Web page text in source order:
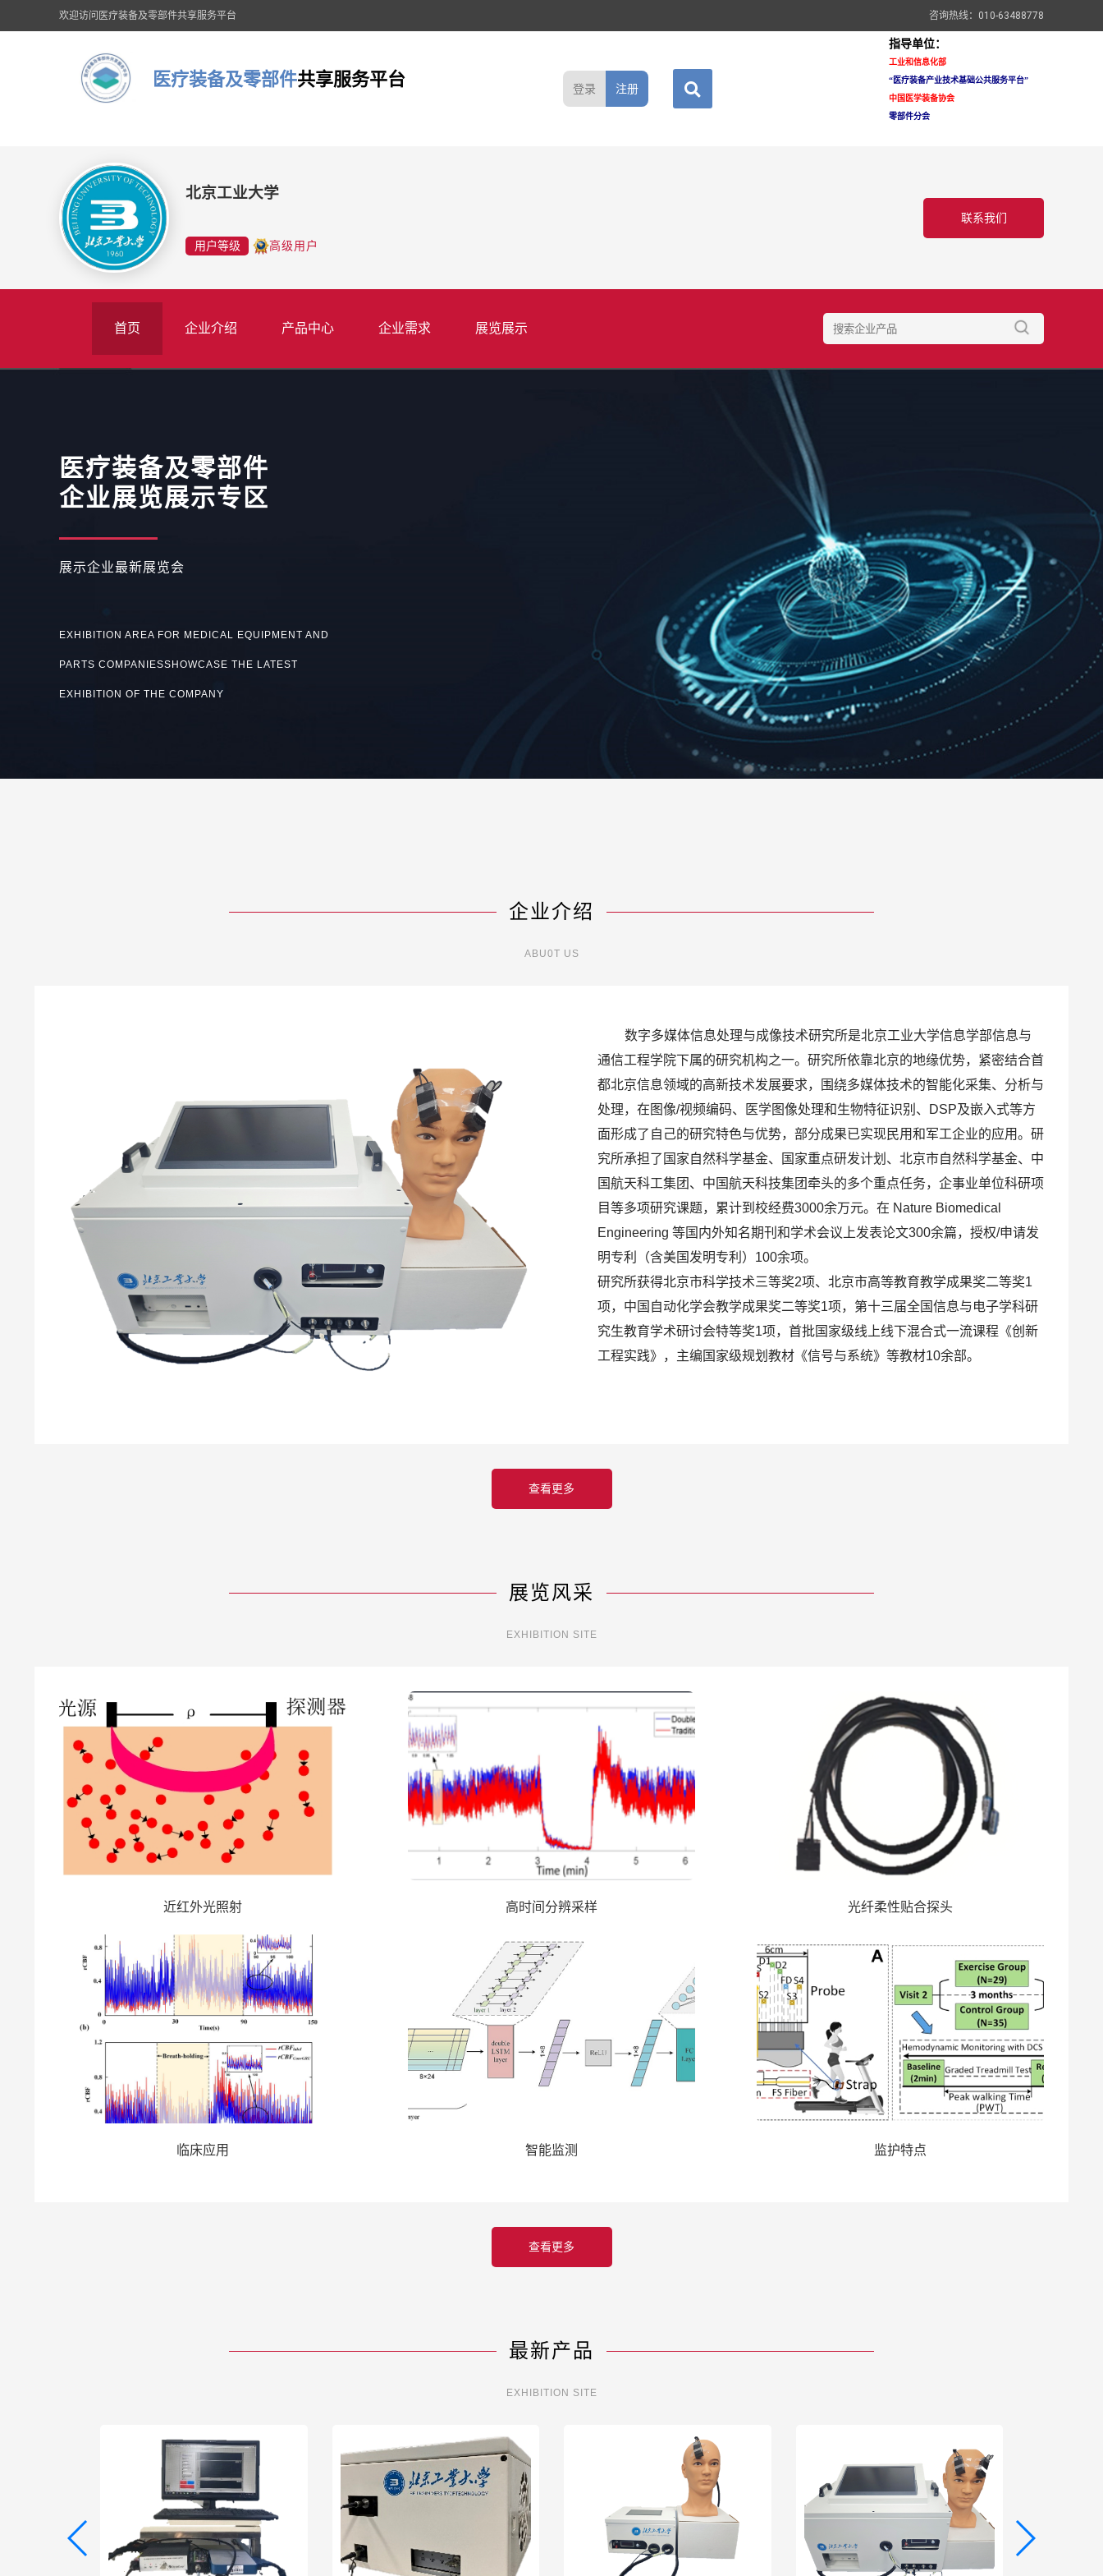
欢迎访问医疗装备及零部件共享服务平台 咨询热线：010-63488778
医疗装备及零部件共享服务平台 登录 注册
指导单位：
工业和信息化部
“医疗装备产业技术基础公共服务平台”
中国医学装备协会
零部件分会
北京工业大学
用户等级 高级用户
联系我们
首页 企业介绍 产品中心 企业需求 展览展示
医疗装备及零部件
企业展览展示专区
展示企业最新展览会
EXHIBITION AREA FOR MEDICAL EQUIPMENT AND
PARTS COMPANIESSHOWCASE THE LATEST
EXHIBITION OF THE COMPANY
企业介绍
ABU0T US
数字多媒体信息处理与成像技术研究所是北京工业大学信息学部信息与
通信工程学院下属的研究机构之一。研究所依靠北京的地缘优势，紧密结合首
都北京信息领域的高新技术发展要求，围绕多媒体技术的智能化采集、分析与
处理，在图像/视频编码、医学图像处理和生物特征识别、DSP及嵌入式等方
面形成了自己的研究特色与优势，部分成果已实现民用和军工企业的应用。研
究所承担了国家自然科学基金、国家重点研发计划、北京市自然科学基金、中
国航天科工集团、中国航天科技集团牵头的多个重点任务，企事业单位科研项
目等多项研究课题，累计到校经费3000余万元。在 Nature Biomedical
Engineering 等国内外知名期刊和学术会议上发表论文300余篇，授权/申请发
明专利（含美国发明专利）100余项。
研究所获得北京市科学技术三等奖2项、北京市高等教育教学成果奖二等奖1
项，中国自动化学会教学成果奖二等奖1项，第十三届全国信息与电子学科研
究生教育学术研讨会特等奖1项，首批国家级线上线下混合式一流课程《创新
工程实践》，主编国家级规划教材《信号与系统》等教材10余部。
查看更多
展览风采
EXHIBITION SITE
近红外光照射 高时间分辨采样 光纤柔性贴合探头
临床应用 智能监测 监护特点
查看更多
最新产品
EXHIBITION SITE